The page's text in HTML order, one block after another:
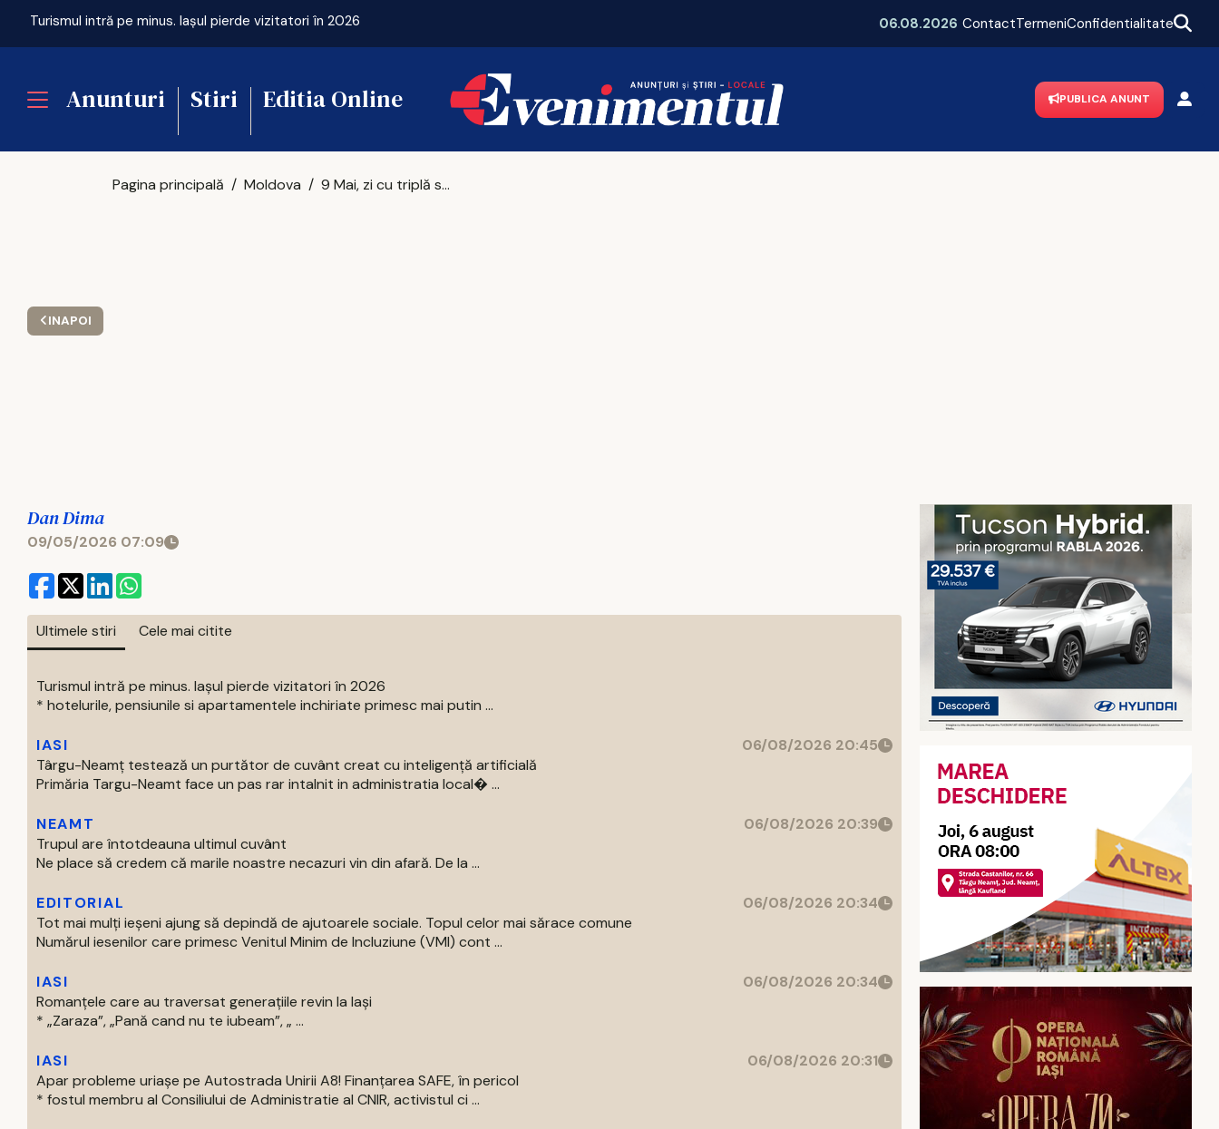
Turismul intră pe minus. Iașul pierde vizitatori în 2026 Sute de câini uciși. Veterinar
06.08.2026 ContactTermeniConfidentialitate
Anunturi Stiri Editia Online PUBLICA ANUNT
INAPOI
Pagina principală Moldova 9 Mai, zi cu triplă semnificație
Dan Dima
09/05/2026 07:09
Ultimele stiri Cele mai citite
Turismul intră pe minus. Iașul pierde vizitatori în 2026
* hotelurile, pensiunile si apartamentele inchiriate primesc mai putin ...
IASI
06/08/2026 20:45
Târgu-Neamț testează un purtător de cuvânt creat cu inteligență artificială
Primăria Targu-Neamt face un pas rar intalnit in administratia local� ...
NEAMT
06/08/2026 20:39
Trupul are întotdeauna ultimul cuvânt
Ne place să credem că marile noastre necazuri vin din afară. De la ...
EDITORIAL
06/08/2026 20:34
Tot mai mulți ieșeni ajung să depindă de ajutoarele sociale. Topul celor mai sărace comune
Numărul iesenilor care primesc Venitul Minim de Incluziune (VMI) cont ...
IASI
06/08/2026 20:34
Romanțele care au traversat generațiile revin la Iași
* „Zaraza”, „Pană cand nu te iubeam”, „ ...
IASI
06/08/2026 20:31
Apar probleme uriașe pe Autostrada Unirii A8! Finanțarea SAFE, în pericol
* fostul membru al Consiliului de Administratie al CNIR, activistul ci ...